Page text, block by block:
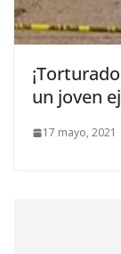
un joven
17 mayo, 2021